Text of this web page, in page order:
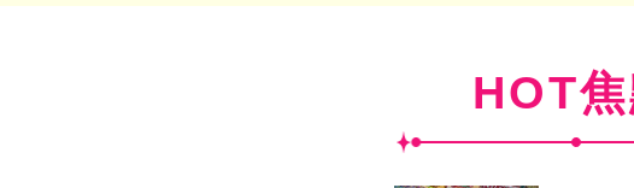
HOT